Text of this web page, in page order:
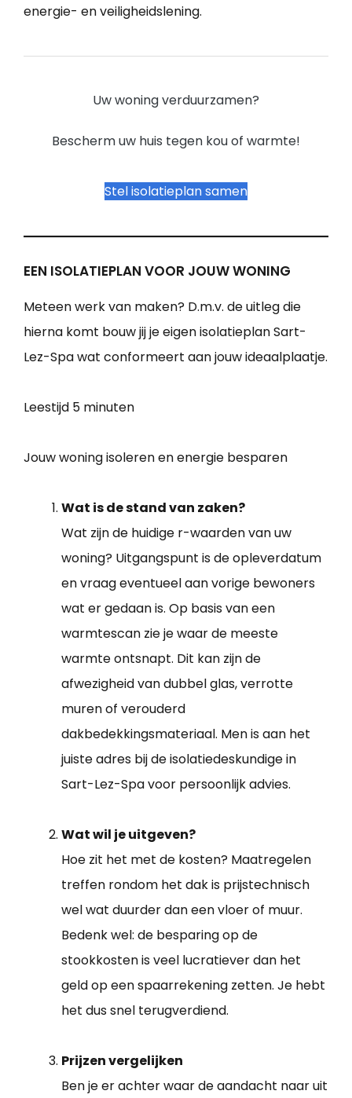
energie- en veiligheidslening.
Uw woning verduurzamen?
Bescherm uw huis tegen kou of warmte!
Stel isolatieplan samen
EEN ISOLATIEPLAN VOOR JOUW WONING
Meteen werk van maken? D.m.v. de uitleg die
hierna komt bouw jij je eigen isolatieplan Sart-
Lez-Spa wat conformeert aan jouw ideaalplaatje.
Leestijd 5 minuten
Jouw woning isoleren en energie besparen
Wat is de stand van zaken?
Wat zijn de huidige r-waarden van uw
woning? Uitgangspunt is de opleverdatum
en vraag eventueel aan vorige bewoners
wat er gedaan is. Op basis van een
warmtescan zie je waar de meeste
warmte ontsnapt. Dit kan zijn de
afwezigheid van dubbel glas, verrotte
muren of verouderd
dakbedekkingsmateriaal. Men is aan het
juiste adres bij de isolatiedeskundige in
Sart-Lez-Spa voor persoonlijk advies.
Wat wil je uitgeven?
Hoe zit het met de kosten? Maatregelen
treffen rondom het dak is prijstechnisch
wel wat duurder dan een vloer of muur.
Bedenk wel: de besparing op de
stookkosten is veel lucratiever dan het
geld op een spaarrekening zetten. Je hebt
het dus snel terugverdiend.
Prijzen vergelijken
Ben je er achter waar de aandacht naar uit